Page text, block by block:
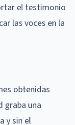
el testimonio
las voces en la
obtenidas
graba una
y sin el